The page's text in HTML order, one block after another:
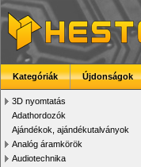
Kategóriák Újdonságok
3D nyomtatás
Adathordozók
Ajándékok, ajándékutalványok
Analóg áramkörök
Audiotechnika